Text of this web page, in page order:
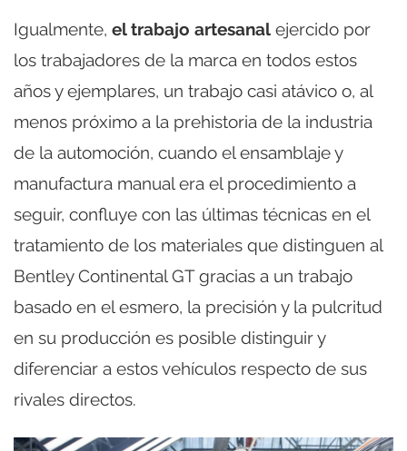
Igualmente, el trabajo artesanal ejercido por
los trabajadores de la marca en todos estos
años y ejemplares, un trabajo casi atávico o, al
menos próximo a la prehistoria de la industria
de la automoción, cuando el ensamblaje y
manufactura manual era el procedimiento a
seguir, confluye con las últimas técnicas en el
tratamiento de los materiales que distinguen al
Bentley Continental GT gracias a un trabajo
basado en el esmero, la precisión y la pulcritud
en su producción es posible distinguir y
diferenciar a estos vehículos respecto de sus
rivales directos.